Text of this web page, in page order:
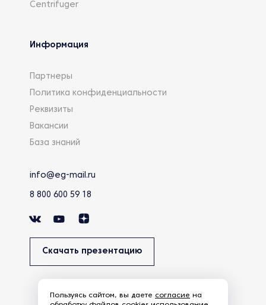
Centrifuger
Информация
Партнеры
Политика конфиденциальности
Реквизиты
Вакансии
База знаний
info@eg-mail.ru
8 800 600 59 18
Скачать презентацию
Пользуясь сайтом, вы даете согласие на